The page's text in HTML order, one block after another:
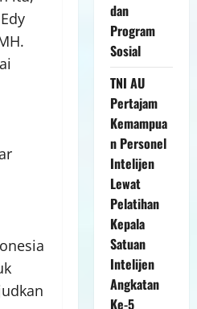
dan
Program
Sosial
TNI AU
Pertajam
Kemampua
n Personel
Intelijen
Lewat
Pelatihan
Kepala
Satuan
Intelijen
Angkatan
Ke-5